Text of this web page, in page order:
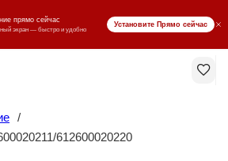
₸ KZT
/
612600020220